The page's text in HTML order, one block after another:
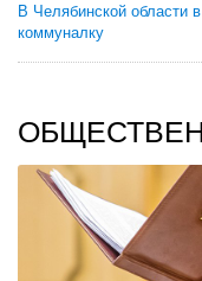
В Челябинской области
коммуналку